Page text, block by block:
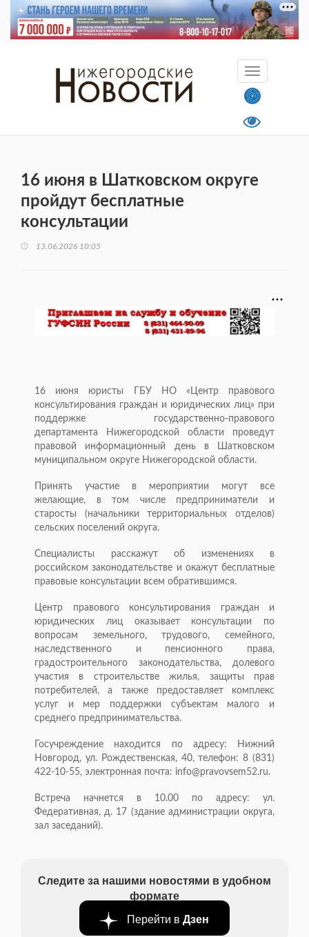
16 июня в Шатковском округе
пройдут бесплатные
консультации
13.06.2026 10:05
16 июня юристы ГБУ НО «Центр правового
консультирования граждан и юридических лиц» при
поддержке государственно-правового
департамента Нижегородской области проведут
правовой информационный день в Шатковском
муниципальном округе Нижегородской области.
Принять участие в мероприятии могут все
желающие, в том числе предприниматели и
старосты (начальники территориальных отделов)
сельских поселений округа.
Специалисты расскажут об изменениях в
российском законодательстве и окажут бесплатные
правовые консультации всем обратившимся.
Центр правового консультирования граждан и
юридических лиц оказывает консультации по
вопросам земельного, трудового, семейного,
наследственного и пенсионного права,
градостроительного законодательства, долевого
участия в строительстве жилья, защиты прав
потребителей, а также предоставляет комплекс
услуг и мер поддержки субъектам малого и
среднего предпринимательства.
Госучреждение находится по адресу: Нижний
Новгород, ул. Рождественская, 40, телефон: 8 (831)
422-10-55, электронная почта: info@pravovsem52.ru.
Встреча начнется в 10.00 по адресу: ул.
Федеративная, д. 17 (здание администрации округа,
зал заседаний).
Следите за нашими новостями в удобном
формате
Перейти в Дзен